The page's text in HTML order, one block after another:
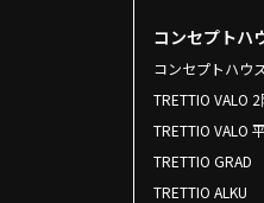
コンセプトハ
コンセプトハウス
TRETTIO VALO
TRETTIO VALO
TRETTIO GRAD
TRETTIO ALKU